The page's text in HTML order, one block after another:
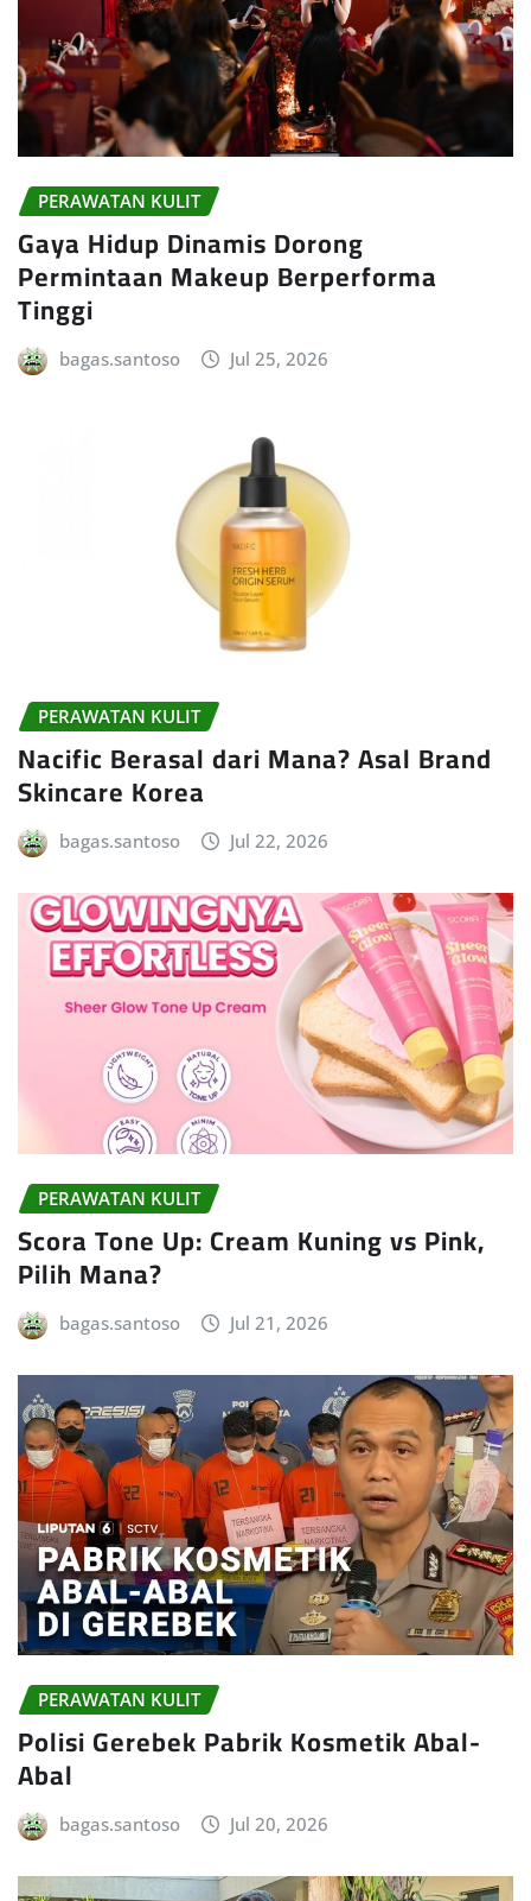
PERAWATAN KULIT
Gaya Hidup Dinamis Dorong
Permintaan Makeup Berperforma
Tinggi
bagas.santoso Jul 25, 2026
PERAWATAN KULIT
Nacific Berasal dari Mana? Asal Brand
Skincare Korea
bagas.santoso Jul 22, 2026
PERAWATAN KULIT
Scora Tone Up: Cream Kuning vs Pink,
Pilih Mana?
bagas.santoso Jul 21, 2026
PERAWATAN KULIT
Polisi Gerebek Pabrik Kosmetik Abal-
Abal
bagas.santoso Jul 20, 2026